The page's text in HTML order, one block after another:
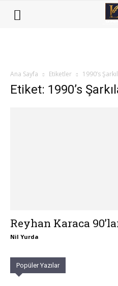
Ana Sayfa Etiketler 1990’s
Etiket: 1990’s
Reyhan Karaca
Nil Yurda
Popüler Yazılar